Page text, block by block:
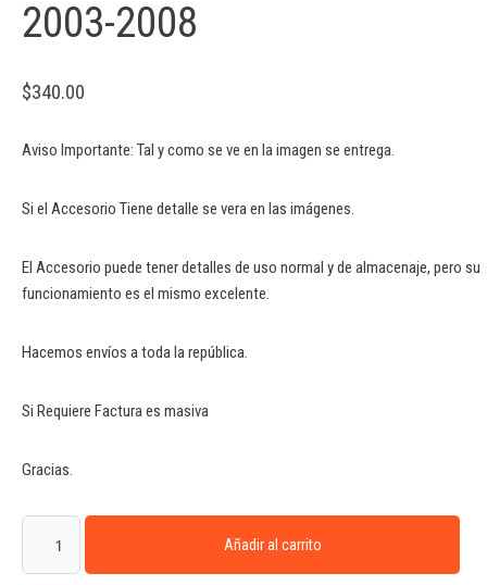
2003-2008
$340.00
Aviso Importante: Tal y como se ve en la imagen se entrega.
Si el Accesorio Tiene detalle se vera en las imágenes.
El Accesorio puede tener detalles de uso normal y de almacenaje, pero su
funcionamiento es el mismo excelente.
Hacemos envíos a toda la república.
Si Requiere Factura es masiva
Gracias.
Añadir al carrito